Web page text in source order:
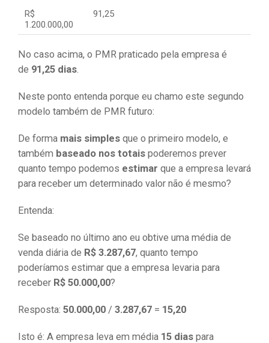
R$
1.200.000,00
91,25
No caso acima, o PMR praticado pela empresa é
de 91,25 dias.
Neste ponto entenda porque eu chamo este segundo
modelo também de PMR futuro:
De forma mais simples que o primeiro modelo, e
também baseado nos totais poderemos prever
quanto tempo podemos estimar que a empresa levará
para receber um determinado valor não é mesmo?
Entenda:
Se baseado no último ano eu obtive uma média de
venda diária de R$ 3.287,67, quanto tempo
poderíamos estimar que a empresa levaria para
receber R$ 50.000,00?
Resposta: 50.000,00 / 3.287,67 = 15,20
Isto é: A empresa leva em média 15 dias para